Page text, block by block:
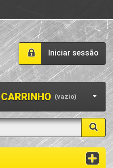
Iniciar sessão
CARRINHO (vazio)